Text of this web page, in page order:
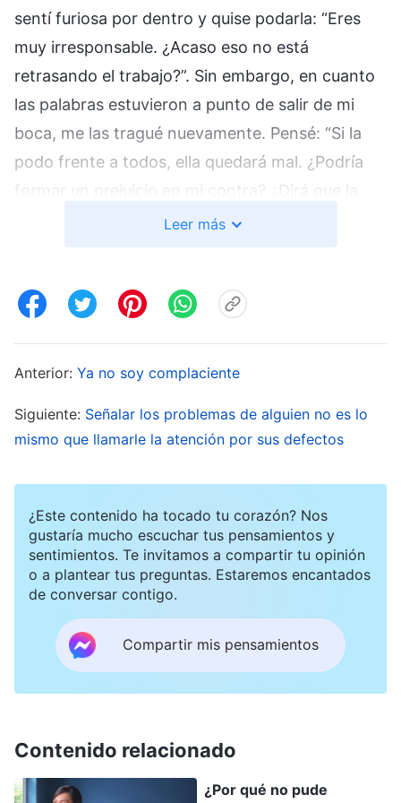
sentí furiosa por dentro y quise podarla: “Eres
muy irresponsable. ¿Acaso eso no está
retrasando el trabajo?”. Sin embargo, en cuanto
las palabras estuvieron a punto de salir de mi
boca, me las tragué nuevamente. Pensé: “Si la
podo frente a todos, ella quedará mal. ¿Podría
formar un prejuicio en mi contra? ¿Dirá que la
avergoncé delante de nuestros hermanos y
luego no hablé con ella ni le señalé sus
A finales de junio de 2022, había que revisar
algunos sermones con urgencia. Zhang Ting ya
había trabajado en eso antes, así que le pedí a
Ting sobre los principios en detalle, pero con una
expresión de desagrado, me respondió con
impaciencia: “Ya lo entiende todo, ¡no hace falta
no lo hablas en profundidad, y luego resulta que
Zhang Ting no comprende bien los principios,
¿acaso no se retrasará el trabajo?”. Sin embargo,
salir de mi boca, me las tragué de nuevo. Pensé:
“En el momento en que le pregunté sobre ello,
Leer más
Anterior: Ya no soy complaciente
Siguiente: Señalar los problemas de alguien no es lo
mismo que llamarle la atención por sus defectos
¿Este contenido ha tocado tu corazón? Nos
gustaría mucho escuchar tus pensamientos y
sentimientos. Te invitamos a compartir tu opinión
o a plantear tus preguntas. Estaremos encantados
de conversar contigo.
Compartir mis pensamientos
Contenido relacionado
¿Por qué no pude